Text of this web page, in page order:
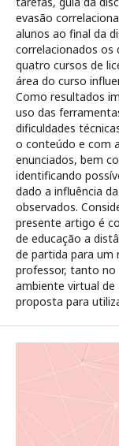
evasão
alunos ao final da
correlacionados os
quatro cursos de
área do curso
Como resultados
uso das
dificuldades
o conteúdo e com
enunciados, bem
identificando
dado a influência
observados.
presente artigo é
de educação a
de partida para um
professor, tanto no
ambiente virtual de
proposta para